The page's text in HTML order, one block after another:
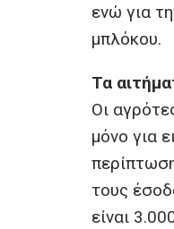
ενώ για
μπλόκου.
Τα
Οι
μόνο για
τους
είναι